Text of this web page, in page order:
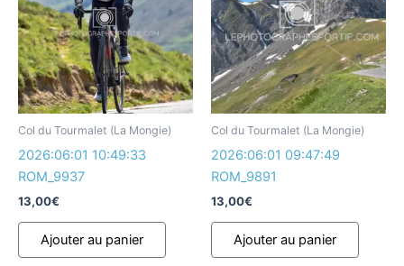
Col du Tourmalet (La Mongie)
2026:06:01 10:49:33
ROM_9937
13,00€
Ajouter au panier
Col du Tourmalet (La Mongie)
2026:06:01 09:47:49
ROM_9891
13,00€
Ajouter au panier